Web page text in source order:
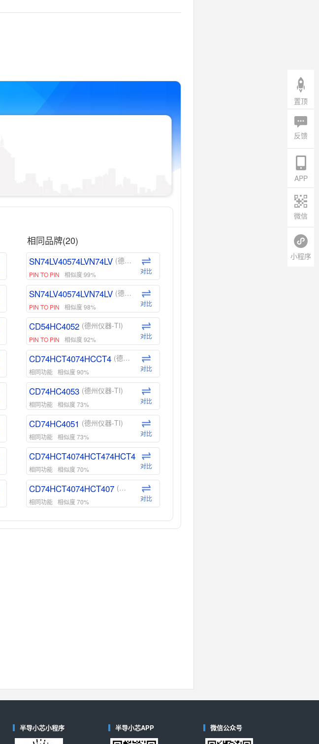
相同品牌(20)
SN74LV40574LVN74LV (德州仪器-TI)
PIN TO PIN 相似度 99% 对比
SN74LV40574LVN74LV (德州仪器-TI)
PIN TO PIN 相似度 98% 对比
CD54HC4052 (德州仪器-TI)
PIN TO PIN 相似度 92% 对比
CD74HCT4074HCCT4 (德州仪器-TI)
相同功能 相似度 90% 对比
CD74HC4053 (德州仪器-TI)
相同功能 相似度 73% 对比
CD74HC4051 (德州仪器-TI)
相同功能 相似度 73% 对比
CD74HCT4074HCT474HCT4 (德州仪器-TI)
相同功能 相似度 70% 对比
CD74HCT4074HCT407 (德州仪器-TI)
相同功能 相似度 70% 对比
CD74HCT4D74HDCT40 (德州仪器-TI)
对比
半导小芯小程序 半导小芯APP 微信公众号
置顶
反馈
APP
微信
小程序